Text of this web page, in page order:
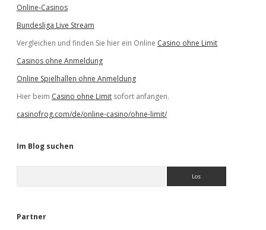
Online-Casinos
Bundesliga Live Stream
Vergleichen und finden Sie hier ein Online Casino ohne Limit
Casinos ohne Anmeldung
Online Spielhallen ohne Anmeldung
Hier beim Casino ohne Limit sofort anfangen.
casinofrog.com/de/online-casino/ohne-limit/
Im Blog suchen
e
Partner